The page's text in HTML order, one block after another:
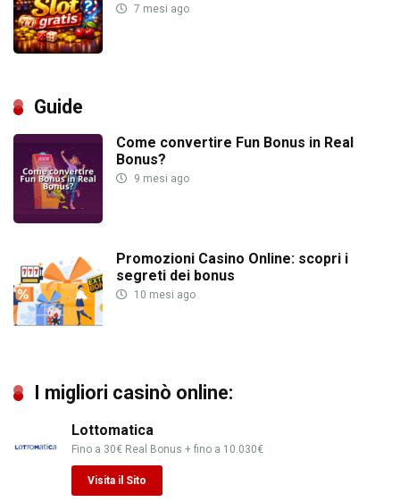
7 mesi ago
Guide
Come convertire Fun Bonus in Real
Bonus?
9 mesi ago
Promozioni Casino Online: scopri i
segreti dei bonus
10 mesi ago
I migliori casinò online:
Lottomatica
Fino a 30€ Real Bonus + fino a 10.030€
Visita il Sito